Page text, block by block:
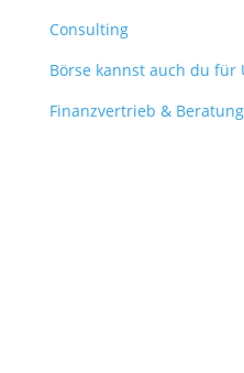
Consulting
Börse kannst auch du
Finanzvertrieb & Beratung